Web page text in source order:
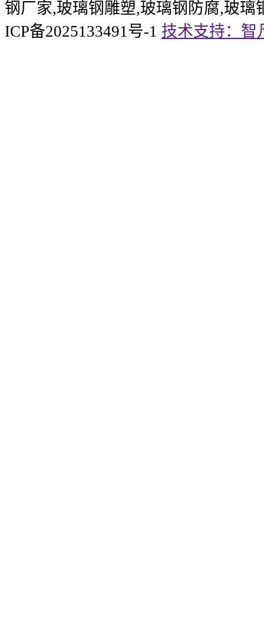
钢厂家,玻璃钢雕塑,玻璃钢防腐,玻璃
ICP备2025133491号-1 技术支持：智